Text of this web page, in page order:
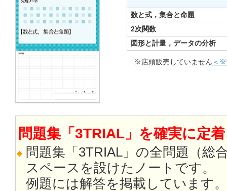
数と式，集合と命題
2次関数
図形と計量，データの分析
※店頭販売していません ＜※
問題集「3TRIAL」を確実に定
問題集「3TRIAL」の全問題（総
スペースを設けたノートです。
例題には解答を掲載しています